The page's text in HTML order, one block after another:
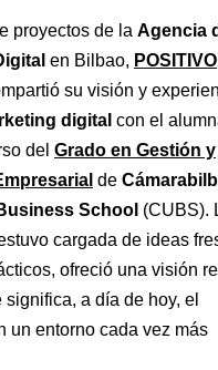
proyectos de la Agencia
en Bilbao, POSITIVO
su visión y
digital con el
del Grado en Gestión y
de
School (CUBS).
cargada de ideas
ofreció una visión
a día de hoy, el
un entorno cada vez más